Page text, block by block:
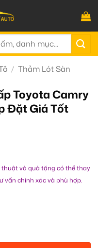
/ Thảm Lót Sàn
Toyota Camry
Đặt Giá Tốt
thuật và quà tặng có thể thay
vấn chính xác và phù hợp.